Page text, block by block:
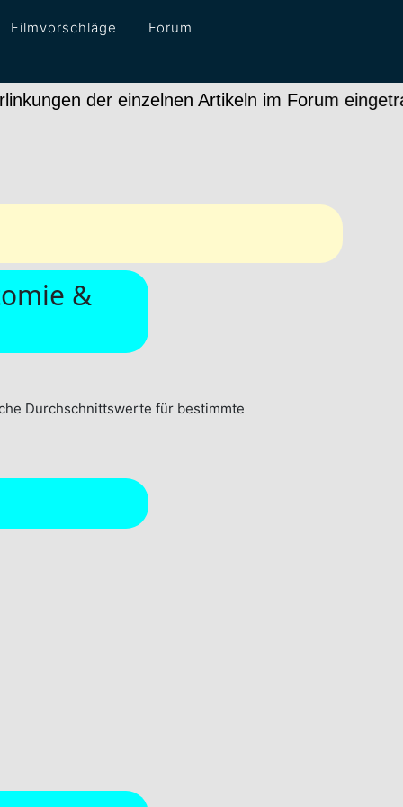
der einzelnen Artikeln im Forum
Filmvorschläge Forum
&
Durchschnittswerte für bestimmte